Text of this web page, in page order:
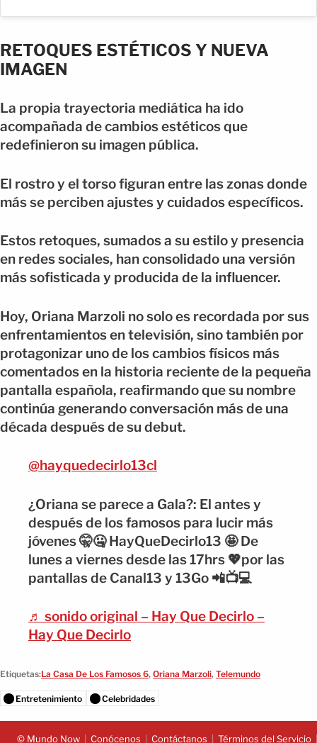
RETOQUES ESTÉTICOS Y NUEVA
IMAGEN
La propia trayectoria mediática ha ido
acompañada de cambios estéticos que
redefinieron su imagen pública.
El rostro y el torso figuran entre las zonas donde
más se perciben ajustes y cuidados específicos.
Estos retoques, sumados a su estilo y presencia
en redes sociales, han consolidado una versión
más sofisticada y producida de la influencer.
Hoy, Oriana Marzoli no solo es recordada por sus
enfrentamientos en televisión, sino también por
protagonizar uno de los cambios físicos más
comentados en la historia reciente de la pequeña
pantalla española, reafirmando que su nombre
continúa generando conversación más de una
década después de su debut.
@hayquedecirlo13cl
¿Oriana se parece a Gala?: El antes y
después de los famosos para lucir más
jóvenes 🤫🤐 HayQueDecirlo13 🤩 De
lunes a viernes desde las 17hrs 💖por las
pantallas de Canal13 y 13Go 📲📺💻
♬ sonido original – Hay Que Decirlo –
Hay Que Decirlo
Etiquetas:La Casa De Los Famosos 6, Oriana Marzoli, Telemundo
Entretenimiento Celebridades
© Mundo Now Conócenos Contáctanos
Términos del Servicio